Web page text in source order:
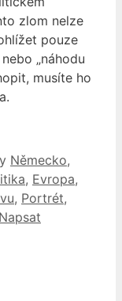
zlom nelze
pouze
„náhodu
musíte ho
Německo,
, Evropa,
, Portrét,
Napsat